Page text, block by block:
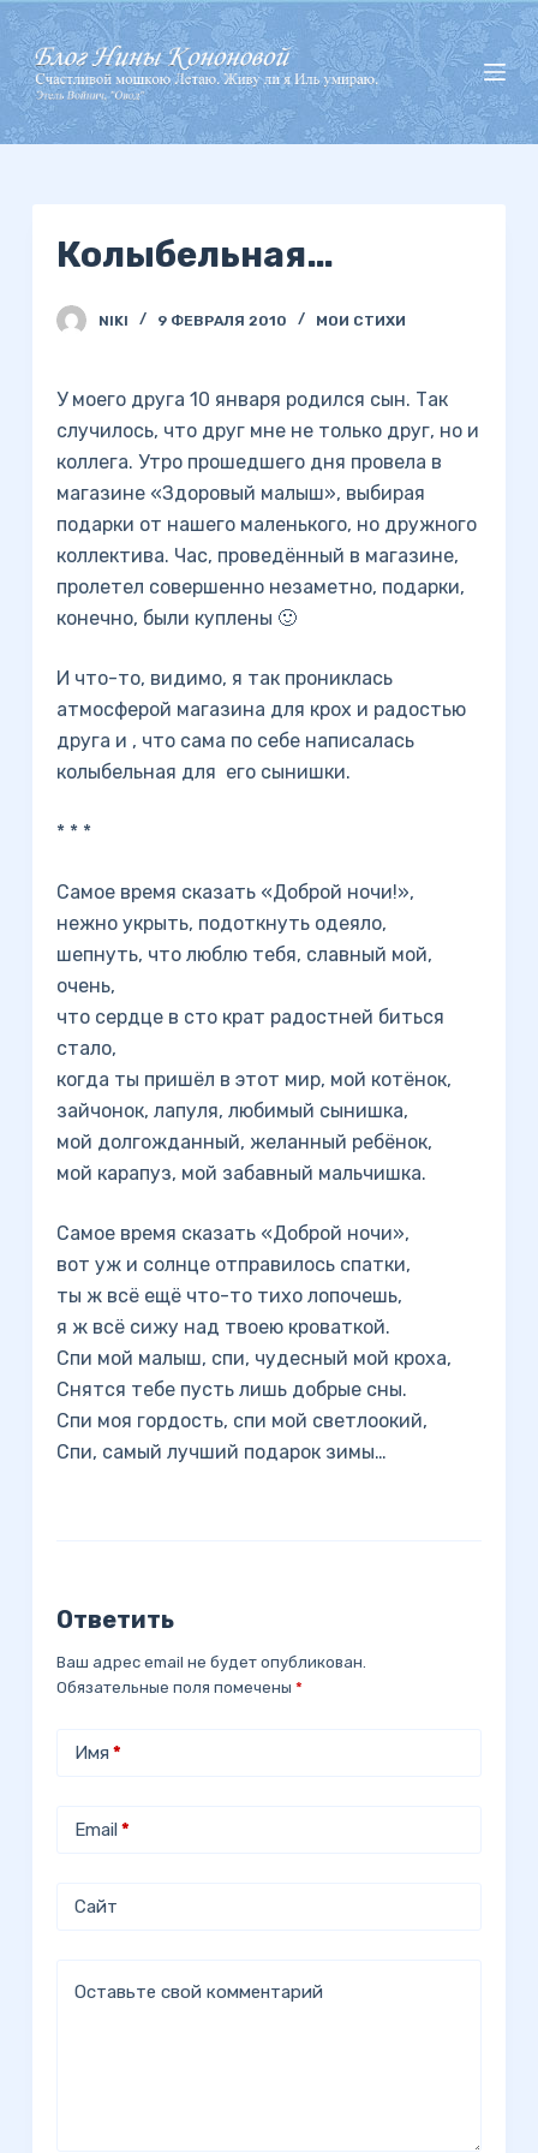
П
е
р
е
й
Колыбельная…
NIKI 9 ФЕВРАЛЯ 2010 МОИ СТИХИ
У моего друга 10 января родился сын. Так
случилось, что друг мне не только друг, но и
коллега. Утро прошедшего дня провела в
магазине «Здоровый малыш», выбирая
подарки от нашего маленького, но дружного
коллектива. Час, проведённый в магазине,
пролетел совершенно незаметно, подарки,
конечно, были куплены 🙂
И что-то, видимо, я так прониклась
атмосферой магазина для крох и радостью
друга и , что сама по себе написалась
колыбельная для его сынишки.
* * *
Самое время сказать «Доброй ночи!»,
нежно укрыть, подоткнуть одеяло,
шепнуть, что люблю тебя, славный мой,
очень,
что сердце в сто крат радостней биться
стало,
когда ты пришёл в этот мир, мой котёнок,
зайчонок, лапуля, любимый сынишка,
мой долгожданный, желанный ребёнок,
мой карапуз, мой забавный мальчишка.
Самое время сказать «Доброй ночи»,
вот уж и солнце отправилось спатки,
ты ж всё ещё что-то тихо лопочешь,
я ж всё сижу над твоею кроваткой.
Спи мой малыш, спи, чудесный мой кроха,
Снятся тебе пусть лишь добрые сны.
Спи моя гордость, спи мой светлоокий,
Спи, самый лучший подарок зимы…
Ответить
Ваш адрес email не будет опубликован.
Обязательные поля помечены *
Имя *
Email*
Сайт
Оставьте свой комментарий